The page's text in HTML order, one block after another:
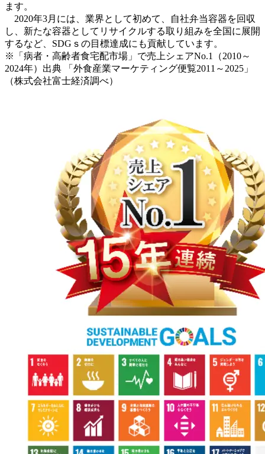
ます。
2020年3月には、業界として初めて、自社弁当容器を回収
し、新たな容器としてリサイクルする取り組みを全国に展開
するなど、SDGｓの目標達成にも貢献しています。
※「病者・高齢者食宅配市場」で売上シェアNo.1（2010～
2024年）出典 「外食産業マーケティング便覧2011～2025」
（株式会社富士経済調べ）